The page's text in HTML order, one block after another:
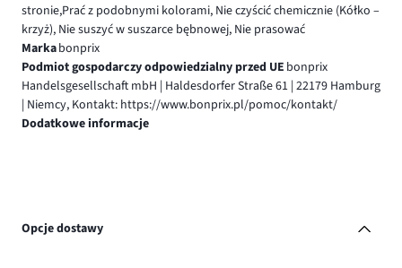
stronie,Prać z podobnymi kolorami, Nie czyścić chemicznie (Kółko –
krzyż), Nie suszyć w suszarce bębnowej, Nie prasować
Markabonprix
Podmiot gospodarczy odpowiedzialny przed UE bonprix
Handelsgesellschaft mbH | Haldesdorfer Straße 61 | 22179 Hamburg
| Niemcy, Kontakt: https://www.bonprix.pl/pomoc/kontakt/
Dodatkowe informacje
Opcje dostawy